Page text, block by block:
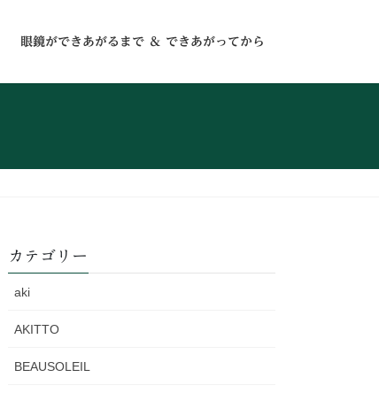
眼鏡ができあがるまで ＆ できあがってから
カテゴリー
aki
AKITTO
BEAUSOLEIL